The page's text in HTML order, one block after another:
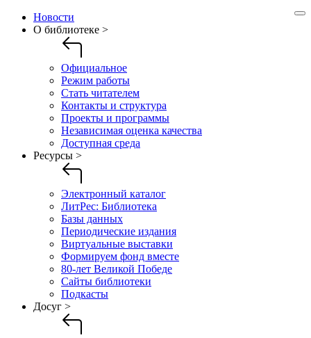
Новости
О библиотеке >
Официальное
Режим работы
Стать читателем
Контакты и структура
Проекты и программы
Независимая оценка качества
Доступная среда
Ресурсы >
Электронный каталог
ЛитРес: Библиотека
Базы данных
Периодические издания
Виртуальные выставки
Формируем фонд вместе
80-лет Великой Победе
Сайты библиотеки
Подкасты
Досуг >